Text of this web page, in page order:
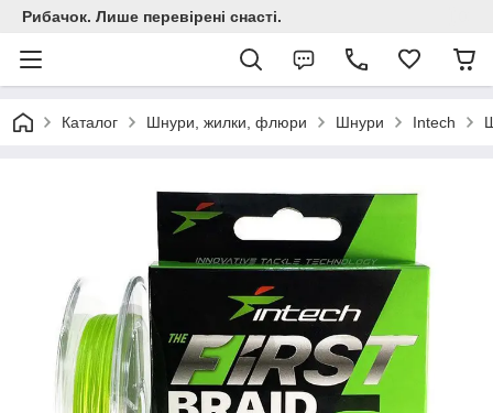
Рибачок. Лише перевірені снасті.
Каталог Шнури, жилки, флюри Шнури Intech